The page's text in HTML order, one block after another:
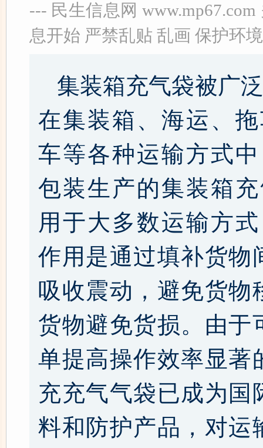
--- 民生信息网
息开始 严禁乱贴 乱画 保护环
集装箱充气袋被广
在集装箱、海运、
车等各种运输方式
包装生产的集装箱
用于大多数运输方
作用是通过填补货物
吸收震动，避免货物
货物避免货损。由于
单提高操作效率显著
充充气气袋已成为国
料和防护产品，对运